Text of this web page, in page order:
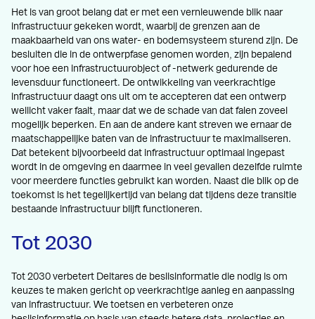
Het is van groot belang dat er met een vernieuwende blik naar
infrastructuur gekeken wordt, waarbij de grenzen aan de
maakbaarheid van ons water- en bodemsysteem sturend zijn. De
besluiten die in de ontwerpfase genomen worden, zijn bepalend
voor hoe een infrastructuurobject of -netwerk gedurende de
levensduur functioneert. De ontwikkeling van veerkrachtige
infrastructuur daagt ons uit om te accepteren dat een ontwerp
wellicht vaker faalt, maar dat we de schade van dat falen zoveel
mogelijk beperken. En aan de andere kant streven we ernaar de
maatschappelijke baten van de infrastructuur te maximaliseren.
Dat betekent bijvoorbeeld dat infrastructuur optimaal ingepast
wordt in de omgeving en daarmee in veel gevallen dezelfde ruimte
voor meerdere functies gebruikt kan worden. Naast die blik op de
toekomst is het tegelijkertijd van belang dat tijdens deze transitie
bestaande infrastructuur blijft functioneren.
Tot 2030
Tot 2030 verbetert Deltares de beslisinformatie die nodig is om
keuzes te maken gericht op veerkrachtige aanleg en aanpassing
van infrastructuur. We toetsen en verbeteren onze